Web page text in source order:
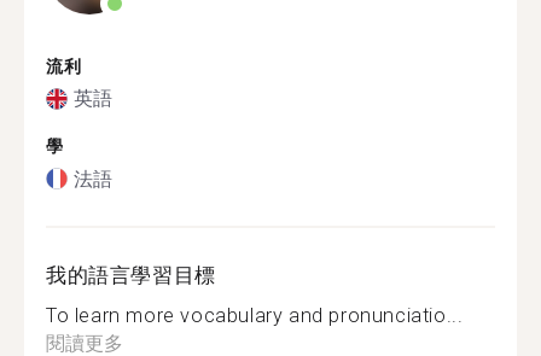
流利
英語
學
法語
我的語言學習目標
To learn more vocabulary and pronunciatio...
閱讀更多